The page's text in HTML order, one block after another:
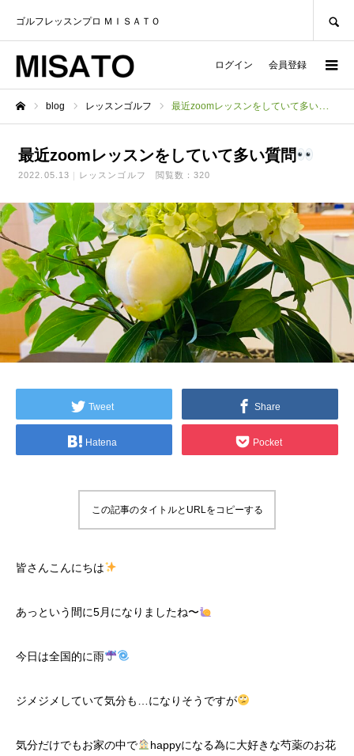
ゴルフレッスンプロ ＭＩＳＡＴＯ
ログイン 会員登録
blog レッスンゴルフ 最近zoomレッスンをしていて多い質問
最近zoomレッスンをしていて多い質問
2022.05.13 レッスンゴルフ 閲覧数：320
Tweet Share
Hatena Pocket
この記事のタイトルとURLをコピーする
皆さんこんにちは
あっという間に5月になりましたね〜
今日は全国的に雨
ジメジメしていて気分も…になりそうですが
気分だけでもお家の中で
happyになる為に大好きな芍薬のお花